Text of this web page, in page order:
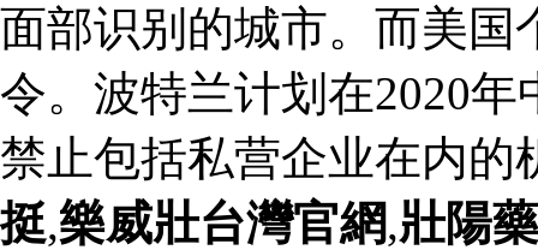
面部识别的城市。而美国
令。波特兰计划在2020
禁止包括私营企业在内
挺,樂威壯台灣官網,壯陽